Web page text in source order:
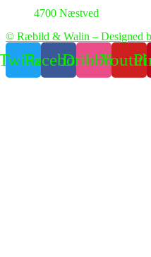
4700 Næstved
© Ræbild & Walin – Designed
FacebookDribbble